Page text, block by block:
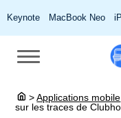
Keynote MacBook Neo
> Applications mobile
sur les traces de